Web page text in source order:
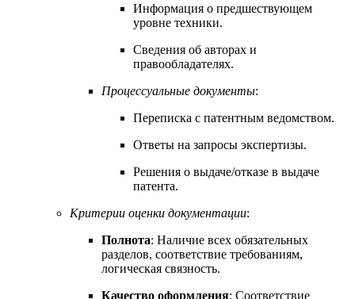
Информация о предшествующем
уровне техники.
Сведения об авторах и
правообладателях.
Процессуальные документы:
Переписка с патентным ведомством.
Ответы на запросы экспертизы.
Решения о выдаче/отказе в выдаче
патента.
Критерии оценки документации:
Полнота: Наличие всех обязательных
разделов, соответствие требованиям,
логическая связность.
Качество оформления: Соответствие